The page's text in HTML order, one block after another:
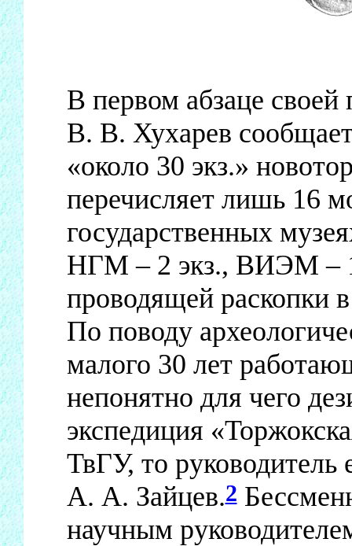
В первом абзаце своей
В. В. Хухарев
«около 30 экз.»
перечисляет лишь 16
государственных
НГМ – 2 экз., ВИЭМ – 1
проводящей раскопки
По поводу
малого 30 лет
непонятно для чего
экспедиция
ТвГУ, то
А. А. Зайцев.2
научным